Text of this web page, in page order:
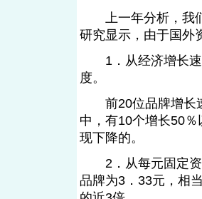
上一年分析，我们
研究显示，由于国外
1．从经济增长速
度。
前20位品牌增长速
中，有10个增长50
现下降的。
2．从每元固定资
品牌为3．33元，相